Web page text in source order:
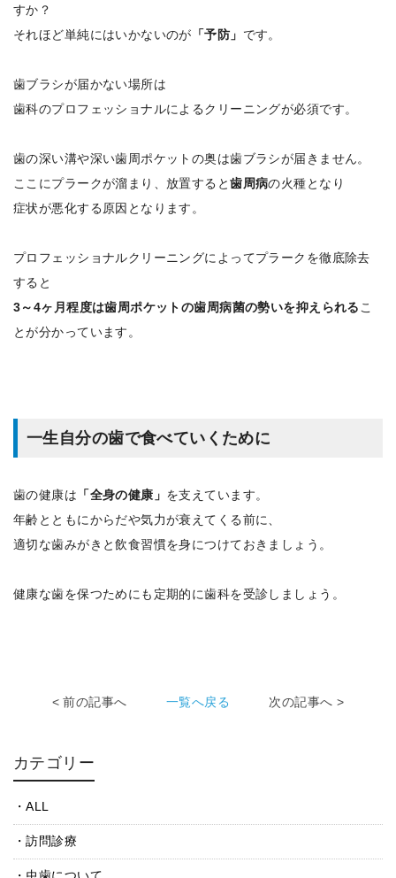
すか？
それほど単純にはいかないのが 「予防」 です。
歯ブラシが届かない場所は
歯科のプロフェッショナルによるクリーニングが必須です。
歯の深い溝や深い歯周ポケットの奥は歯ブラシが届きません。
ここにプラークが溜まり、放置すると歯周病の火種となり
症状が悪化する原因となります。
プロフェッショナルクリーニングによってプラークを徹底除去
すると
3～4ヶ月程度は歯周ポケットの歯周病菌の勢いを抑えられるこ
とが分かっています。
一生自分の歯で食べていくために
歯の健康は 「全身の健康」 を支えています。
年齢とともにからだや気力が衰えてくる前に、
適切な歯みがきと飲食習慣を身につけておきましょう。
健康な歯を保つためにも定期的に歯科を受診しましょう。
< 前の記事へ 一覧へ戻る 次の記事へ >
カテゴリー
ALL
訪問診療